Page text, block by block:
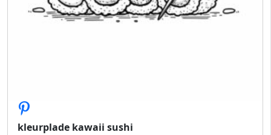
kleurplade kawaii sushi